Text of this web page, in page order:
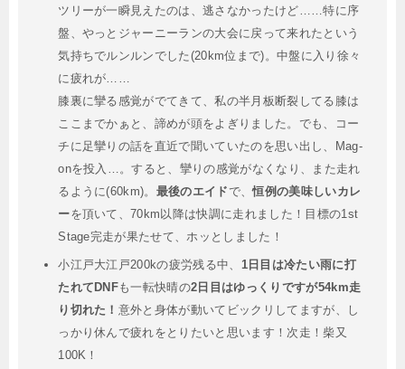
ツリーが一瞬見えたのは、逃さなかったけど……特に序
盤、やっとジャーニーランの大会に戻って来れたという
気持ちでルンルンでした(20km位まで)。中盤に入り徐々
に疲れが……
膝裏に攣る感覚がでてきて、私の半月板断裂してる膝は
ここまでかぁと、諦めが頭をよぎりました。でも、コー
チに足攣りの話を直近で聞いていたのを思い出し、Mag-
onを投入…。すると、攣りの感覚がなくなり、また走れ
るように(60km)。 最後のエイド で、恒例の美味しいカレ
ーを頂いて、70km以降は快調に走れました！目標の1st
Stage完走が果たせて、ホッとしました！
小江戸大江戸200kの疲労残る中、 1日目は冷たい雨に打
たれてDNFも一転快晴の2日目はゆっくりですが54km走
り切れた！ 意外と身体が動いてビックリしてますが、し
っかり休んで疲れをとりたいと思います！次走！柴又
100K！